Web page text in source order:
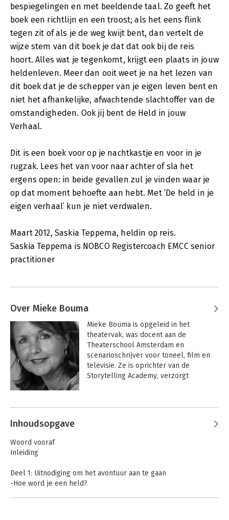
bespiegelingen en met beeldende taal. Zo geeft het
boek een richtlijn en een troost; als het eens flink
tegen zit of als je de weg kwijt bent, dan vertelt de
wijze stem van dit boek je dat dat ook bij de reis
hoort. Alles wat je tegenkomt, krijgt een plaats in jouw
heldenleven. Meer dan ooit weet je na het lezen van
dit boek dat je de schepper van je eigen leven bent en
niet het afhankelijke, afwachtende slachtoffer van de
omstandigheden. Ook jij bent de Held in jouw
Verhaal.
Dit is een boek voor op je nachtkastje en voor in je
rugzak. Lees het van voor naar achter of sla het
ergens open: in beide gevallen zul je vinden waar je
op dat moment behoefte aan hebt. Met ‘De held in je
eigen verhaal’ kun je niet verdwalen.
Maart 2012, Saskia Teppema, heldin op reis.
Saskia Teppema is NOBCO Registercoach EMCC senior
practitioner
Over Mieke Bouma
Mieke Bouma is opgeleid in het
theatervak, was docent aan de
Theaterschool Amsterdam en
scenarioschrijver voor toneel, film en
televisie. Ze is oprichter van de
Storytelling Academy, verzorgt
organisatie bij het vinden, vertellen en
Andere boeken door Mieke Bouma
Inhoudsopgave
Woord vooraf
Inleiding
Deel 1: Uitnodiging om het avontuur aan te gaan
-Hoe word je een held?